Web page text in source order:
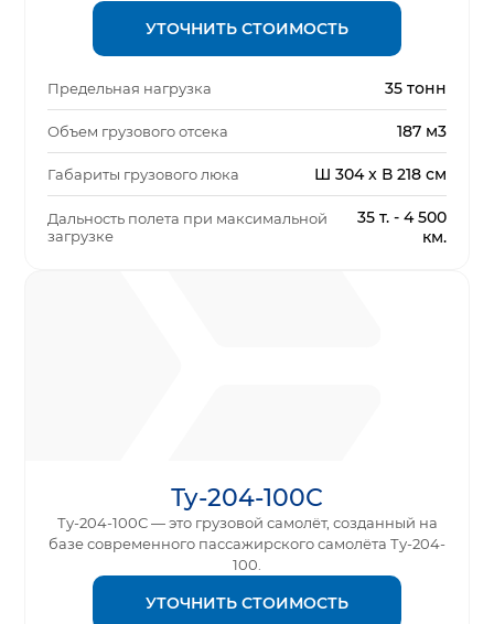
УТОЧНИТЬ СТОИМОСТЬ
Предельная нагрузка 35 тонн
Объем грузового отсека 187 м3
Габариты грузового люка Ш 304 x В 218 см
Дальность полета при максимальной
загрузке
35 т. - 4 500
км.
Ту-204-100С
Ту-204-100С — это грузовой самолёт, созданный на
базе современного пассажирского самолёта Ту-204-
100.
УТОЧНИТЬ СТОИМОСТЬ